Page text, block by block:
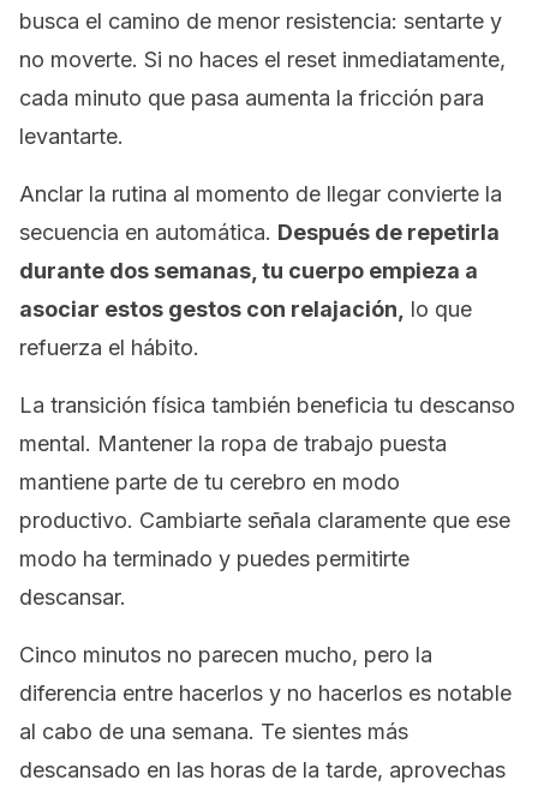
busca el camino de menor resistencia: sentarte y
no moverte. Si no haces el reset inmediatamente,
cada minuto que pasa aumenta la fricción para
levantarte.
Anclar la rutina al momento de llegar convierte la
secuencia en automática. Después de repetirla
durante dos semanas, tu cuerpo empieza a
asociar estos gestos con relajación,
lo que
refuerza el hábito.
La transición física también beneficia tu descanso
mental. Mantener la ropa de trabajo puesta
mantiene parte de tu cerebro en modo
productivo. Cambiarte señala claramente que ese
modo ha terminado y puedes permitirte
descansar.
Cinco minutos no parecen mucho, pero la
diferencia entre hacerlos y no hacerlos es notable
al cabo de una semana. Te sientes más
descansado en las horas de la tarde, aprovechas